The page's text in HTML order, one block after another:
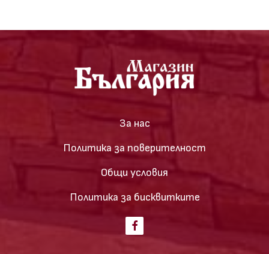
За нас
Политика за поверителност
Общи условия
Политика за бисквитките